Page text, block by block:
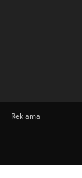
Reklama